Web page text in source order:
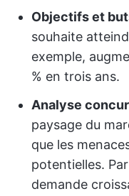
Objectifs et
souhaite
exemple,
% en trois ans.
Analyse
paysage du
que les
potentielles.
demande